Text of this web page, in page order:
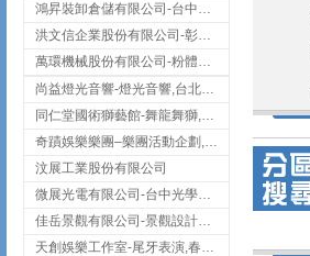
鴻昇裝卸倉儲有限公司-台中貨櫃裝卸
洪文信企業股份有限公司-彰化鋅合金鑄造,彰化五金加工,彰化五金配件
萬環機械股份有限公司-粉體塗裝設備,輸送機,輸送機設備,台南輸送機
尚益燈光音響-燈光音響,台北燈光音響,台北燈光音響出租
同仁堂國術獅藝館-舞龍舞獅,台中舞龍舞獅
奇蹟娛樂樂團–樂團活動企劃,台中樂團表演,台中婚禮樂團
汶展工業股份有限公司
微展光電有限公司-台中光學鍍膜,optical filter taiwan,台灣光學鍍膜
佳岳景觀有限公司-景觀設計公司,台北景觀設計,台北景觀工程,中山區景觀設計
天創娛樂工作室-尾牙表演,春酒表演,板橋尾牙表演